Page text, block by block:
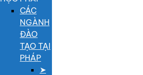
CÁC
NGÀNH
ĐÀO
TẠO TẠI
PHÁP
➤